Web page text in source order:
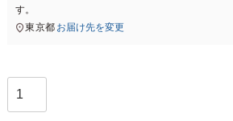
す。
東京都 お届け先を変更